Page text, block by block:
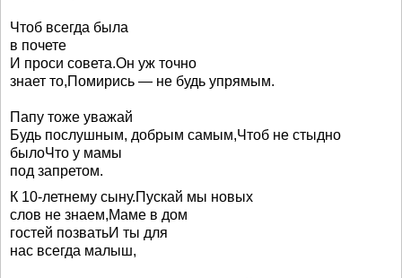
Чтоб всегда была
в почете
И проси совета.Он уж точно
знает то,Помирись — не будь упрямым.
Папу тоже уважай
Будь послушным, добрым самым,Чтоб не стыдно
былоЧто у мамы
под запретом.
К 10-летнему сыну.Пускай мы новых
слов не знаем,Маме в дом
гостей позватьИ ты для
нас всегда малыш,